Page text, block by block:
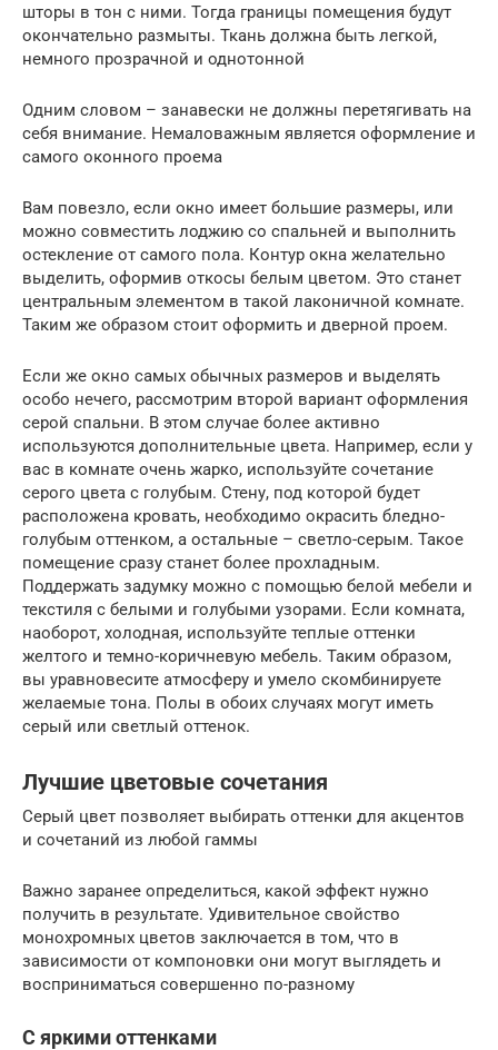
шторы в тон с ними. Тогда границы помещения будут
окончательно размыты. Ткань должна быть легкой,
немного прозрачной и однотонной
Одним словом – занавески не должны перетягивать на
себя внимание. Немаловажным является оформление и
самого оконного проема
Вам повезло, если окно имеет большие размеры, или
можно совместить лоджию со спальней и выполнить
остекление от самого пола. Контур окна желательно
выделить, оформив откосы белым цветом. Это станет
центральным элементом в такой лаконичной комнате.
Таким же образом стоит оформить и дверной проем.
Если же окно самых обычных размеров и выделять
особо нечего, рассмотрим второй вариант оформления
серой спальни. В этом случае более активно
используются дополнительные цвета. Например, если у
вас в комнате очень жарко, используйте сочетание
серого цвета с голубым. Стену, под которой будет
расположена кровать, необходимо окрасить бледно-
голубым оттенком, а остальные – светло-серым. Такое
помещение сразу станет более прохладным.
Поддержать задумку можно с помощью белой мебели и
текстиля с белыми и голубыми узорами. Если комната,
наоборот, холодная, используйте теплые оттенки
желтого и темно-коричневую мебель. Таким образом,
вы уравновесите атмосферу и умело скомбинируете
желаемые тона. Полы в обоих случаях могут иметь
серый или светлый оттенок.
Лучшие цветовые сочетания
Серый цвет позволяет выбирать оттенки для акцентов
и сочетаний из любой гаммы
Важно заранее определиться, какой эффект нужно
получить в результате. Удивительное свойство
монохромных цветов заключается в том, что в
зависимости от компоновки они могут выглядеть и
восприниматься совершенно по-разному
С яркими оттенками